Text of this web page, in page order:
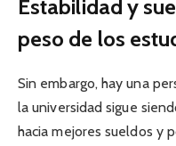
Estabilidad y
peso de los
Sin embargo, hay una
la universidad sigue
hacia mejores sueldos y